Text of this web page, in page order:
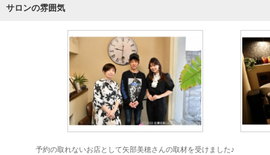
サロンの雰囲気
予約の取れないお店として矢部美穂さんの取材を受けました♪